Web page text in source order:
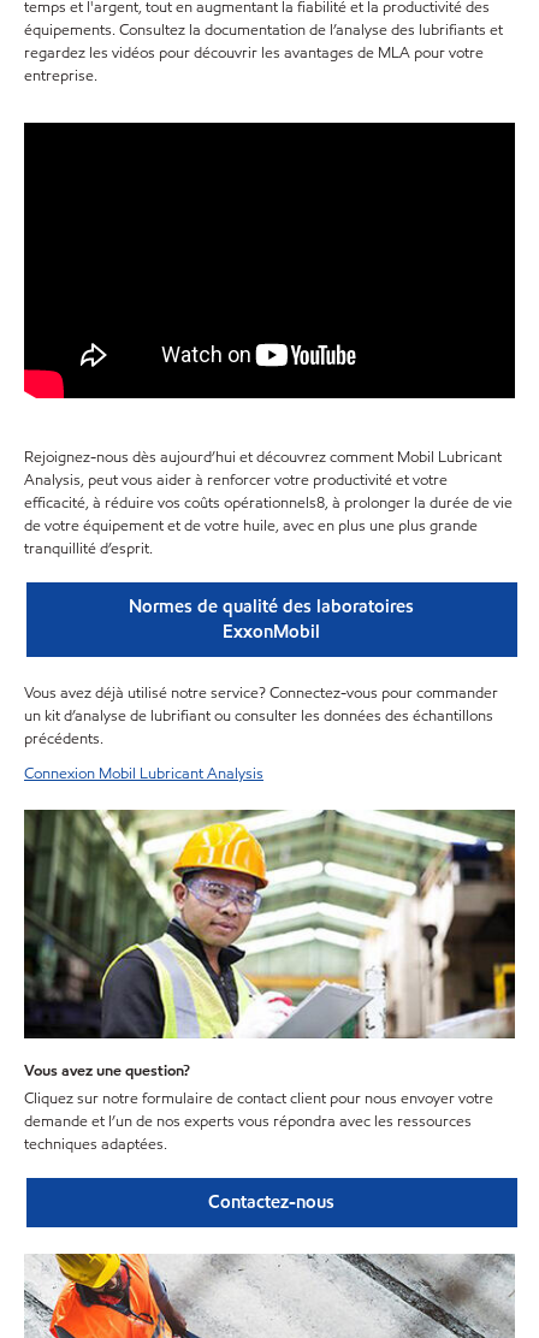
temps et l'argent, tout en augmentant la fiabilité et la productivité des
équipements. Consultez la documentation de l’analyse des lubrifiants et
regardez les vidéos pour découvrir les avantages de MLA pour votre
entreprise.
Rejoignez-nous dès aujourd’hui et découvrez comment Mobil Lubricant
Analysis, peut vous aider à renforcer votre productivité et votre
efficacité, à réduire vos coûts opérationnels8, à prolonger la durée de vie
de votre équipement et de votre huile, avec en plus une plus grande
tranquillité d’esprit.
Normes de qualité des laboratoires
ExxonMobil
Vous avez déjà utilisé notre service? Connectez-vous pour commander
un kit d’analyse de lubrifiant ou consulter les données des échantillons
précédents.
Connexion Mobil Lubricant Analysis
Vous avez une question?
Cliquez sur notre formulaire de contact client pour nous envoyer votre
demande et l’un de nos experts vous répondra avec les ressources
techniques adaptées.
Contactez-nous